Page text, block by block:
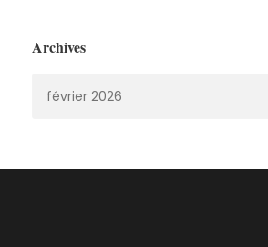
Archives